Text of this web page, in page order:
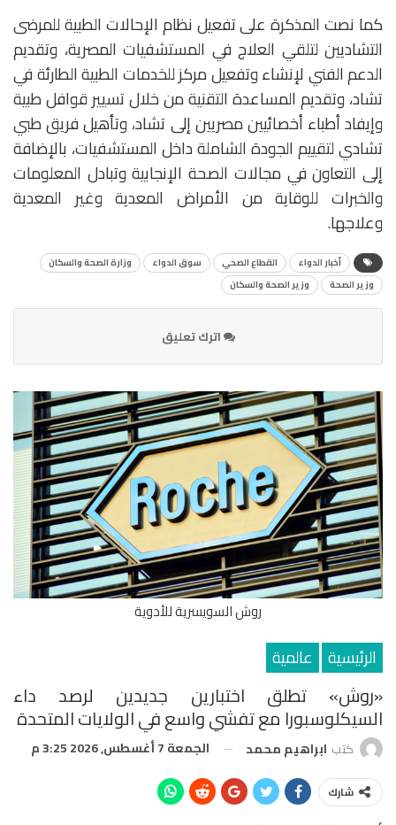
كما نصت المذكرة على تفعيل نظام الإحالات الطبية للمرضى
التشاديين لتلقي العلاج في المستشفيات المصرية، وتقديم
الدعم الفني لإنشاء وتفعيل مركز للخدمات الطبية الطارئة في
تشاد، وتقديم المساعدة التقنية من خلال تسيير قوافل طبية
وإيفاد أطباء أخصائيين مصريين إلى تشاد، وتأهيل فريق طبي
تشادي لتقييم الجودة الشاملة داخل المستشفيات، بالإضافة
إلى التعاون في مجالات الصحة الإنجابية وتبادل المعلومات
والخبرات للوقاية من الأمراض المعدية وغير المعدية
وعلاجها.
أخبار الدواء القطاع الصحي سوق الدواء
وزارة الصحة والسكان
وزير الصحة
وزير الصحة والسكان
اترك تعليق
روش السويسرية للأدوية
الرئيسية عالمية
«روش» تطلق اختبارين جديدين لرصد داء
السيكلوسبورا مع تفشي واسع في الولايات المتحدة
كتب ابراهيم محمد الجمعة 7 أغسطس, 2026 3:25 م
شارك